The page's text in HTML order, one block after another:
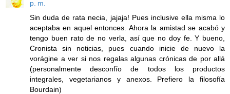
p. m.
Sin duda de rata necia, jajaja! Pues inclusive ella misma lo
aceptaba en aquel entonces. Ahora la amistad se acabó y
tengo buen rato de no verla, así que no doy fe. Y bueno,
Cronista sin noticias, pues cuando inicie de nuevo la
vorágine a ver si nos regalas algunas crónicas de por allá
(personalmente desconfío de todos los productos
integrales, vegetarianos y anexos. Prefiero la filosofía
Bourdain)